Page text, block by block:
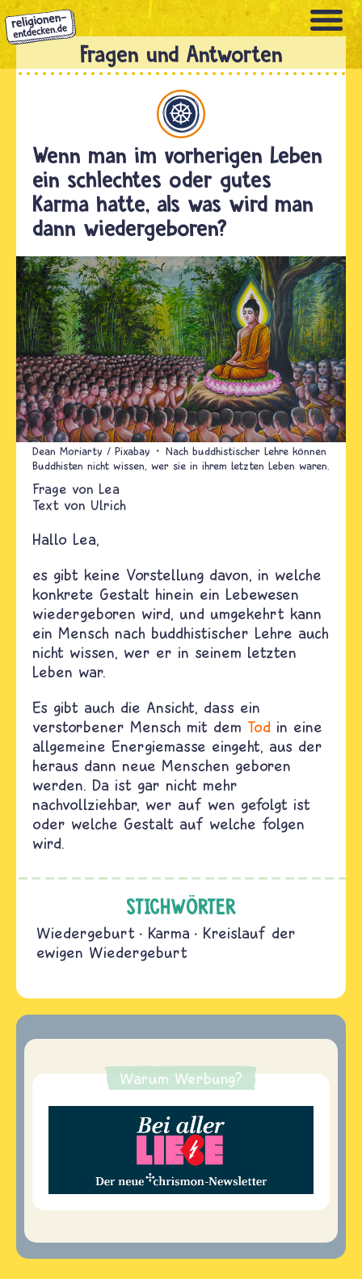
Direkt
zum
Inhalt
Wenn man im vorherigen Leben
ein schlechtes oder gutes
Karma hatte, als was wird man
dann wiedergeboren?
Dean Moriarty / Pixabay
Nach buddhistischer Lehre können
Buddhisten nicht wissen, wer sie in ihrem letzten Leben waren.
Lea
Text von Ulrich
Hallo Lea,
es gibt keine Vorstellung davon, in welche
konkrete Gestalt hinein ein Lebewesen
wiedergeboren wird, und umgekehrt kann
ein Mensch nach buddhistischer Lehre auch
nicht wissen, wer er in seinem letzten
Leben war.
Es gibt auch die Ansicht, dass ein
verstorbener Mensch mit dem Tod in eine
allgemeine Energiemasse eingeht, aus der
heraus dann neue Menschen geboren
werden. Da ist gar nicht mehr
nachvollziehbar, wer auf wen gefolgt ist
oder welche Gestalt auf welche folgen
wird.
STICHWÖRTER
Wiedergeburt Karma
Kreislauf der
ewigen Wiedergeburt
Warum Werbung?